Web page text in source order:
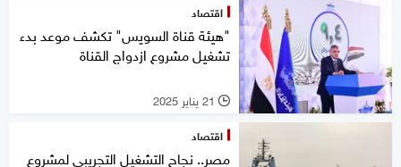
اقتصاد
"هيئة قناة السويس" تكشف موعد بدء
تشغيل مشروع ازدواج القناة
l 21 يناير 2025
اقتصاد
مصر.. نجاح التشغيل التجريبي لمشروع